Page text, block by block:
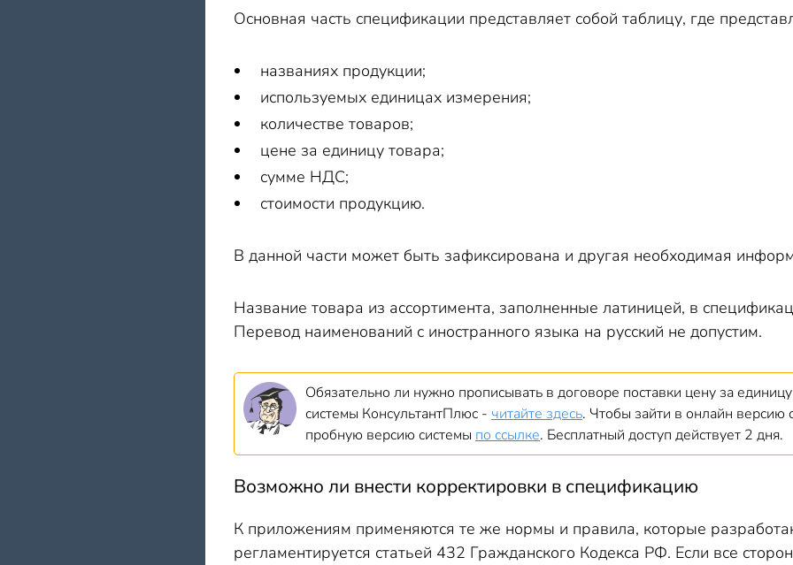
Основная часть спецификации представляет собой таблицу, где
названиях продукции;
используемых единицах измерения;
количестве товаров;
цене за единицу товара;
сумме НДС;
стоимости продукцию.
В данной части может быть зафиксирована и другая необходимая
Название товара из ассортимента, заполненные латиницей, в
Перевод наименований с иностранного языка на русский не допустим.
Обязательно ли нужно прописывать в договоре поставки цену за
системы КонсультантПлюс - читайте здесь. Чтобы зайти в онлайн версию
пробную версию системы по ссылке. Бесплатный доступ действует 2 дня.
Возможно ли внести корректировки в спецификацию
К приложениям применяются те же нормы и правила, которые
регламентируется статьей 432 Гражданского Кодекса РФ. Если все